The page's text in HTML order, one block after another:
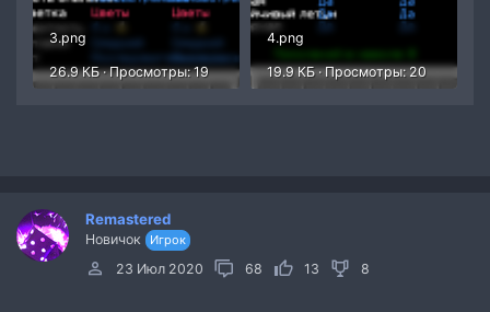
3.png
26.9 КБ · Просмотры: 19
4.png
19.9 КБ · Просмотры: 20
Remastered
Новичок Игрок
23 Июл 2020 68 13 8